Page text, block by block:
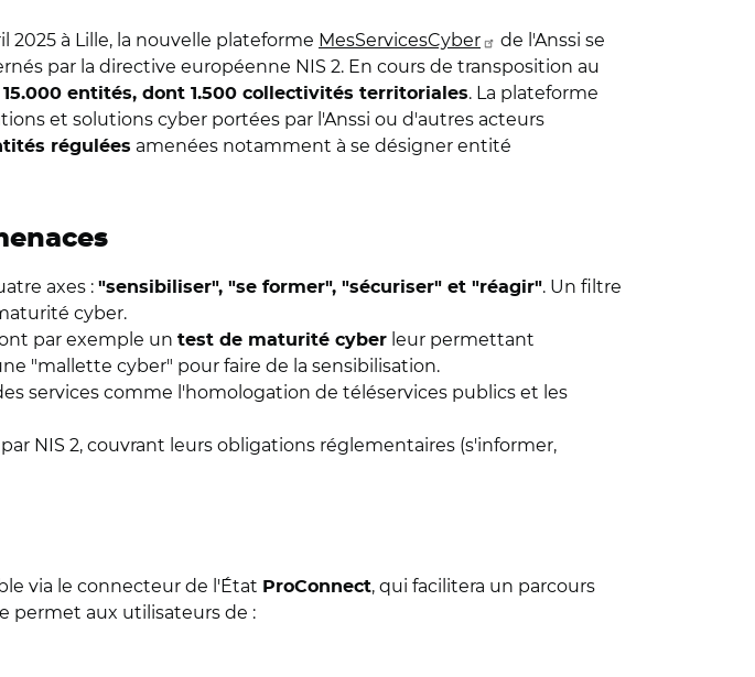
2025 à Lille, la nouvelle plateforme MesServicesCyber
de l'Anssi se
par la directive européenne NIS 2. En cours de transposition au
15.000 entités, dont 1.500 collectivités territoriales. La plateforme
et solutions cyber portées par l'Anssi ou d'autres acteurs
régulées amenées notamment à se désigner entité
axes : "sensibiliser", "se former", "sécuriser" et "réagir". Un filtre
cyber.
par exemple un test de maturité cyber leur permettant
"mallette cyber" pour faire de la sensibilisation.
services comme l'homologation de téléservices publics et les
NIS 2, couvrant leurs obligations réglementaires (s'informer,
via le connecteur de l'État ProConnect, qui facilitera un parcours
permet aux utilisateurs de :